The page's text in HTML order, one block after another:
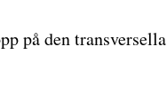
på den transversella